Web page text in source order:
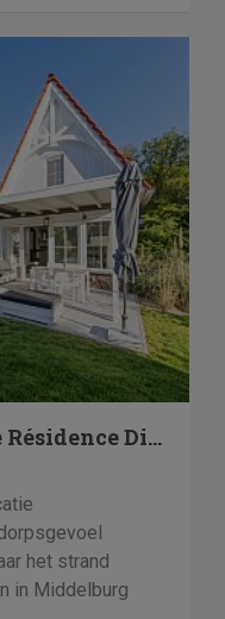
Roompot Noordzee Résidence Dishoek
het strand
in Middelburg